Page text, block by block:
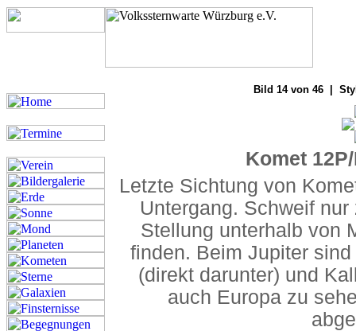
Bild 14 von 46 |
Komet
Letzte Sichtung von
Untergang. Schweif
Stellung unterhalb von
finden. Beim Jupiter
(direkt darunter) und
auch Europa zu